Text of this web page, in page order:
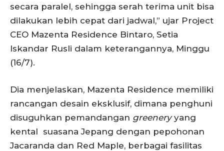
secara paralel, sehingga serah terima unit bisa
dilakukan lebih cepat dari jadwal,” ujar Project
CEO Mazenta Residence Bintaro, Setia
Iskandar Rusli dalam keterangannya, Minggu
(16/7).
Dia menjelaskan, Mazenta Residence memiliki
rancangan desain eksklusif, dimana penghuni
disuguhkan pemandangan greeneryyang
kental suasana Jepang dengan pepohonan
Jacaranda dan Red Maple, berbagai fasilitas